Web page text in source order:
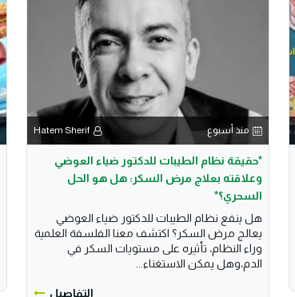
منذ أسبوع Hatem Sherif
*حقيقة نظام الطيبات للدكتور ضياء العوضي
وعلاقته بعلاج مرض السكر: هل هو الحل
السحري؟*
هل ينفع نظام الطيبات للدكتور ضياء العوضي
يعالج مرض السكر؟ اكتشف معنا الفلسفة العلمية
وراء النظام، تأثيره على مستويات السكر في
الدم،وهل يمكن الاستغناء...
التفاصيل